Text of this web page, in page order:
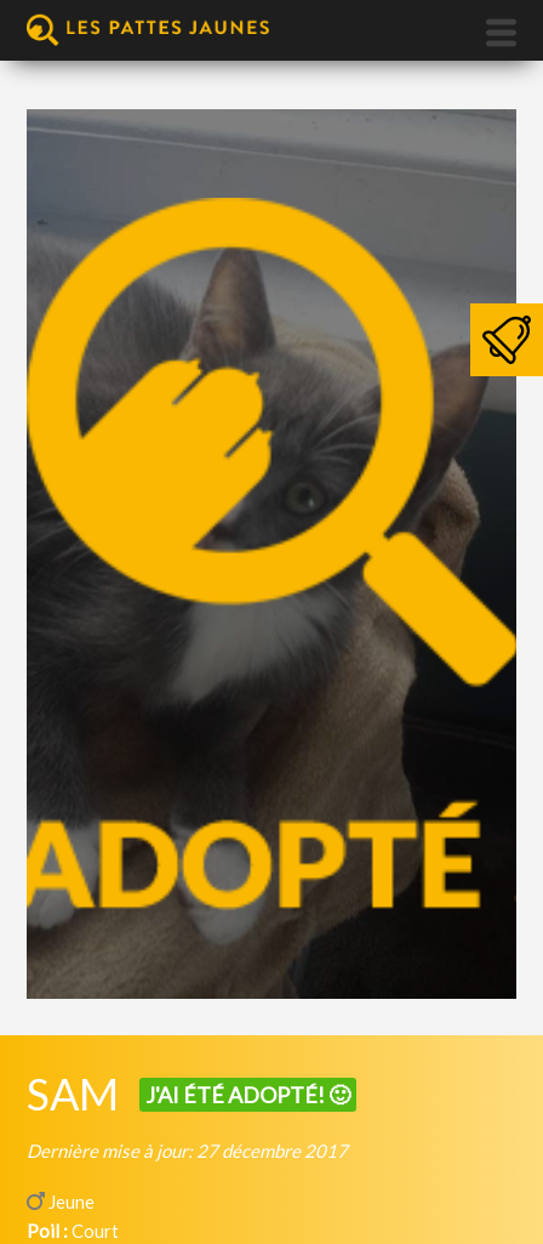
SAM J'AI ÉTÉ ADOPTÉ! 🙂
Dernière mise à jour: 27 décembre 2017
Jeune
Poil :Court